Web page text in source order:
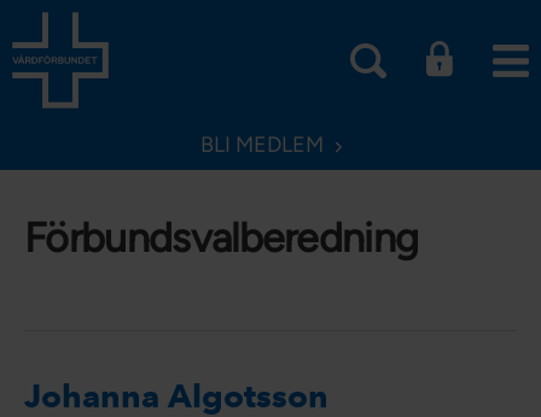
BLI MEDLEM
Förbundsvalberedning
Johanna Algotsson